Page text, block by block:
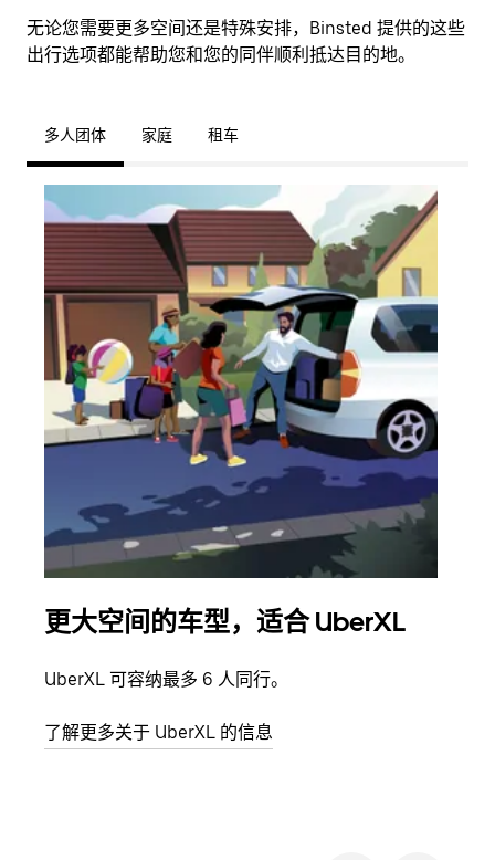
无论您需要更多空间还是特殊安排，Binsted 提供的这些
出行选项都能帮助您和您的同伴顺利抵达目的地。
多人团体 家庭 租车
更大空间的车型，适合 UberXL
UberXL 可容纳最多 6 人同行。
了解更多关于 UberXL 的信息